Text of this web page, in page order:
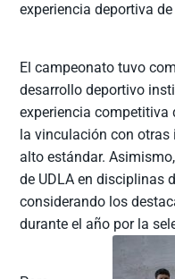
experiencia deportiva
El campeonato tuvo
desarrollo deportivo
experiencia competitiva
la vinculación con
alto estándar.
de UDLA en disciplinas
considerando los
durante el año por la